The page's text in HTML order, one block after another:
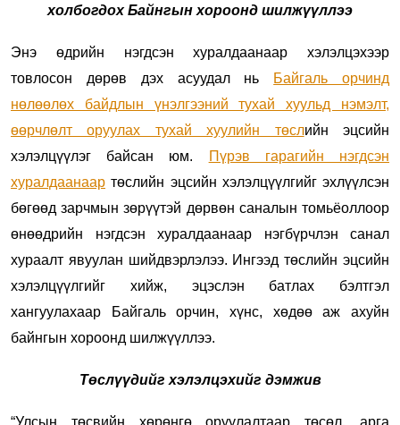
холбогдох Байнгын хороонд шилжүүллээ
Энэ өдрийн нэгдсэн хуралдаанаар хэлэлцэхээр
товлосон дөрөв дэх асуудал нь
Байгаль орчинд
нөлөөлөх байдлын үнэлгээний тухай хуульд нэмэлт,
өөрчлөлт оруулах тухай хуулийн төслийн эцсийн
хэлэлцүүлэг байсан юм.
Пүрэв гарагийн нэгдсэн
хуралдаанаар төслийн эцсийн хэлэлцүүлгийг эхлүүлсэн
бөгөөд зарчмын зөрүүтэй дөрвөн саналын томьёоллоор
өнөөдрийн нэгдсэн хуралдаанаар нэгбүрчлэн санал
хураалт явуулан шийдвэрлэлээ. Ингээд төслийн эцсийн
хэлэлцүүлгийг хийж, эцэслэн батлах бэлтгэл
хангуулахаар Байгаль орчин, хүнс, хөдөө аж ахуйн
байнгын хороонд шилжүүллээ.
Төслүүдийг хэлэлцэхийг дэмжив
“Улсын төсвийн хөрөнгө оруулалтаар төсөл, арга